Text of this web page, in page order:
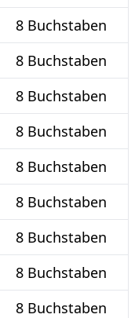
8 Buchstaben
8 Buchstaben
8 Buchstaben
8 Buchstaben
8 Buchstaben
8 Buchstaben
8 Buchstaben
8 Buchstaben
8 Buchstaben